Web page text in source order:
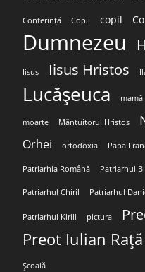
Conferință Copii copil
Dumnezeu
Iisus Iisus Hristos
Lucășeuca mamă
moarte Mântuitorul Hristos
Orhei ortodoxia Papa
Patriarhia Română Patriarhul
Patriarhul Chiril Patriarhul
Patriarhul Kirill pictura
Preot Iulian Rață
Școală